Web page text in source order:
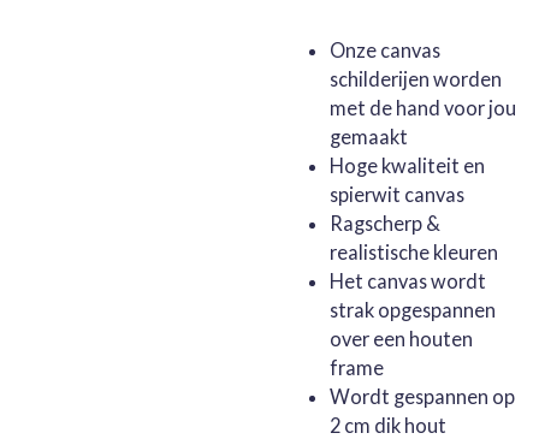
Onze canvas
schilderijen worden
met de hand voor jou
gemaakt
Hoge kwaliteit en
spierwit canvas
Ragscherp &
realistische kleuren
Het canvas wordt
strak opgespannen
over een houten
frame
Wordt gespannen op
2 cm dik hout